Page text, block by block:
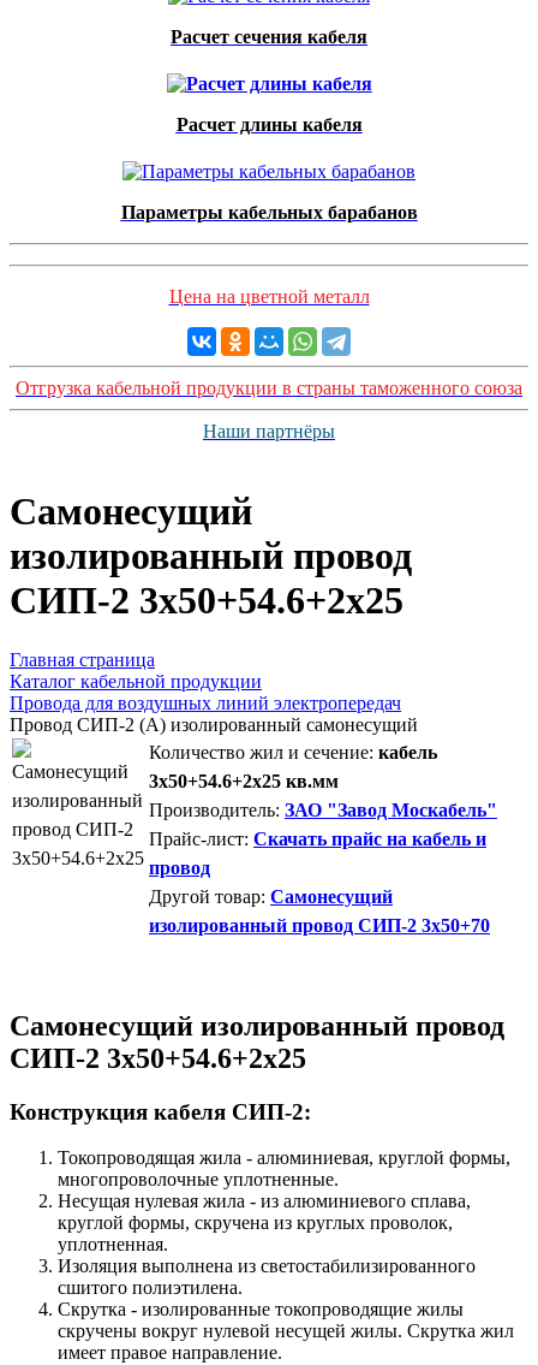
Расчет сечения кабеля
Расчет длины кабеля
Параметры кабельных барабанов
Цена на цветной металл
Отгрузка кабельной продукции в страны таможенного союза
Наши партнёры
Самонесущий
изолированный провод
СИП-2 3х50+54.6+2х25
Главная страница
Каталог кабельной продукции
Провода для воздушных линий электропередач
Провод СИП-2 (А) изолированный самонесущий
Количество жил и сечение: кабель
3х50+54.6+2х25 кв.мм
Производитель: ЗАО "Завод Москабель"
Прайс-лист: Скачать прайс на кабель и
провод
Другой товар: Самонесущий
изолированный провод СИП-2 3х50+70
Самонесущий изолированный провод
СИП-2 3х50+54.6+2х25
Конструкция кабеля СИП-2:
Токопроводящая жила - алюминиевая, круглой формы,
многопроволочные уплотненные.
Несущая нулевая жила - из алюминиевого сплава,
круглой формы, скручена из круглых проволок,
уплотненная.
Изоляция выполнена из светостабилизированного
сшитого полиэтилена.
Скрутка - изолированные токопроводящие жилы
скручены вокруг нулевой несущей жилы. Скрутка жил
имеет правое направление.